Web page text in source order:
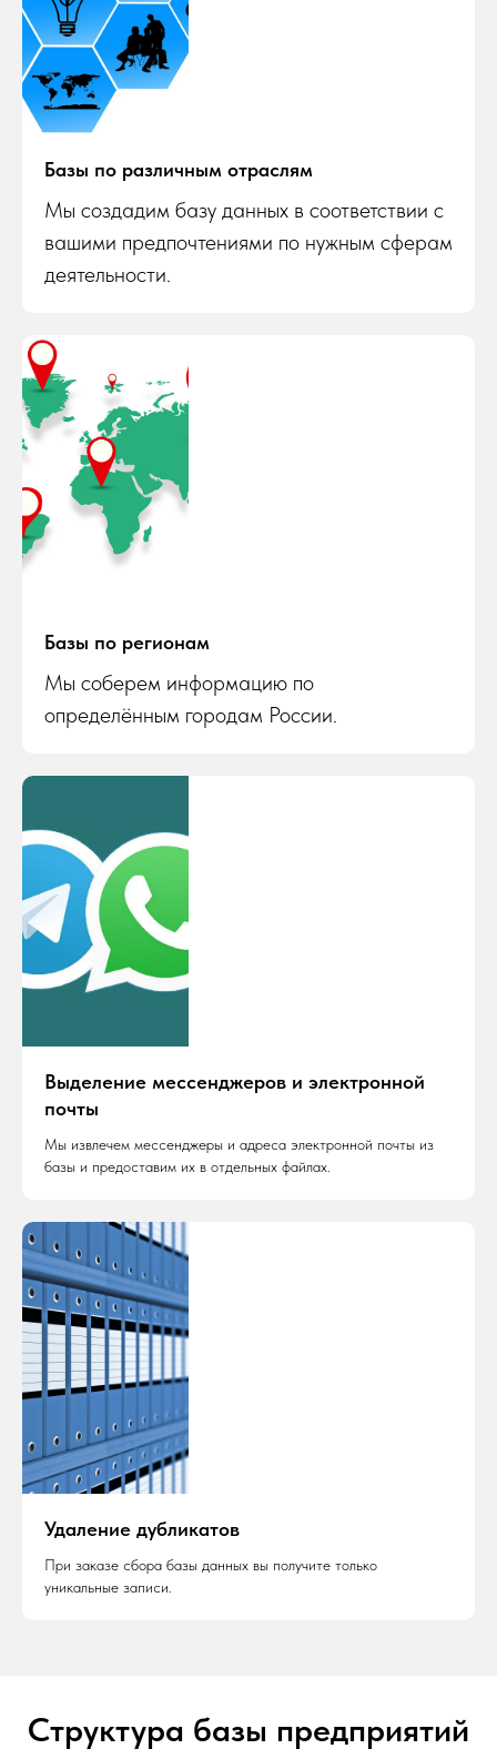
Базы по различным отраслям
Мы создадим базу данных в соответствии с
вашими предпочтениями по нужным сферам
деятельности.
Базы по регионам
Мы соберем информацию по
определённым городам России.
Выделение мессенджеров и электронной
почты
Мы извлечем мессенджеры и адреса электронной почты из
базы и предоставим их в отдельных файлах.
Удаление дубликатов
При заказе сбора базы данных вы получите только
уникальные записи.
Структура базы предприятий